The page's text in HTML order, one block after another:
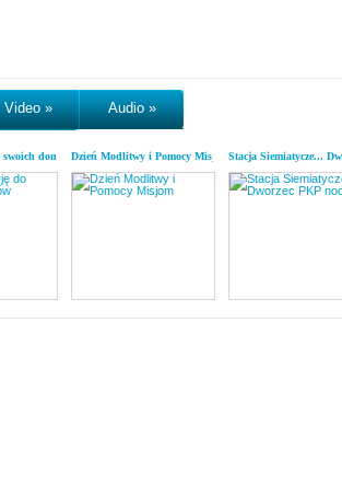
Video » Audio »
domówDzień Modlitwy i Pomocy MisjomStacja Siemiatycze...